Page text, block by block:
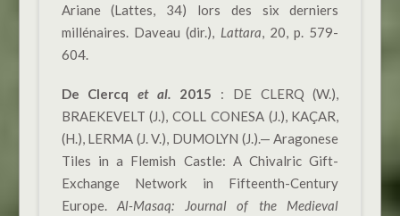
Ariane (Lattes, 34) lors des six derniers
millénaires. Daveau (dir.), Lattara, 20, p. 579-
604.
De Clercqet al. 2015 : DE CLERQ (W.),
BRAEKEVELT (J.), COLL CONESA (J.), KAÇAR,
(H.), LERMA (J. V.), DUMOLYN (J.).— Aragonese
Tiles in a Flemish Castle: A Chivalric Gift-
Exchange Network in Fifteenth-Century
Europe.Al-Masaq: Journal of the Medieval